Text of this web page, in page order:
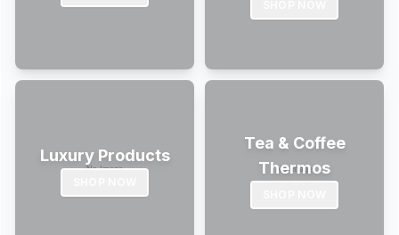
Luxury Products
Tea & Coffee
Thermos